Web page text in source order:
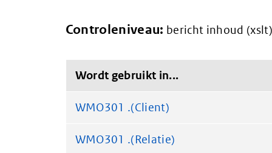
Controleniveau: bericht inhoud
Wordt gebruikt in...
WMO301 .(Client)
WMO301 .(Relatie)